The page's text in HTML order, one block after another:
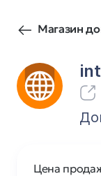
Магазин
Цена